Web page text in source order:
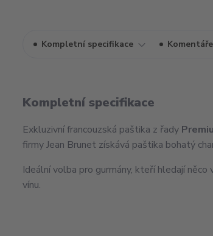
Kompletní specifikace Komentáře
Kompletní specifikace
Exkluzivní francouzská paštika z řady
firmy Jean Brunet získává paštika bohatý
Ideální volba pro gurmány, kteří hledají
vínu.